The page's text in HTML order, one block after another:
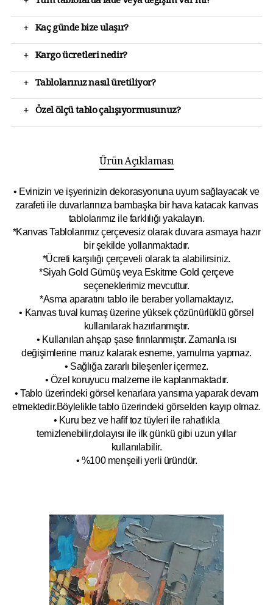
+ Kaç günde bize ulaşır?
+ Kargo ücretleri nedir?
+ Tablolarınız nasıl üretiliyor?
+ Özel ölçü tablo çalışıyormusunuz?
Ürün Açıklaması
• Evinizin ve işyerinizin dekorasyonuna uyum sağlayacak ve
zarafeti ile duvarlarınıza bambaşka bir hava katacak kanvas
tablolarımız ile farklılığı yakalayın.
*Kanvas Tablolarımız çerçevesiz olarak duvara asmaya hazır
bir şekilde yollanmaktadır.
*Ücreti karşılığı çerçeveli olarak ta alabilirsiniz.
*Siyah Gold Gümüş veya Eskitme Gold çerçeve
seçeneklerimiz mevcuttur.
*Asma aparatını tablo ile beraber yollamaktayız.
• Kanvas tuval kumaş üzerine yüksek çözünürlüklü görsel
kullanılarak hazırlanmıştır.
• Kullanılan ahşap şase fırınlanmıştır. Zamanla ısı
değişimlerine maruz kalarak esneme, yamulma yapmaz.
• Sağlığa zararlı bileşenler içermez.
• Özel koruyucu malzeme ile kaplanmaktadır.
• Tablo üzerindeki görsel kenarlara yansıma yaparak devam
etmektedir.Böylelikle tablo üzerindeki görselden kayıp olmaz.
• Kuru bez ve hafif toz tüyleri ile rahatlıkla
temizlenebilir,dolayısı ile ilkgünkü gibi uzun yıllar
kullanılabilir.
• %100 menşeili yerli üründür.